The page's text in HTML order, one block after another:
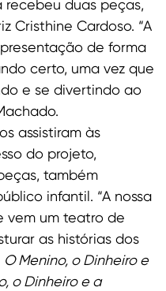
recebeu duas peças,
Cristhine Cardoso. “A
de forma
certo, uma vez que
e se divertindo ao
assistiram às
do projeto,
também
infantil. “A nossa
vem um teatro de
as histórias dos
O Menino, o Dinheiro e
o Dinheiro e a